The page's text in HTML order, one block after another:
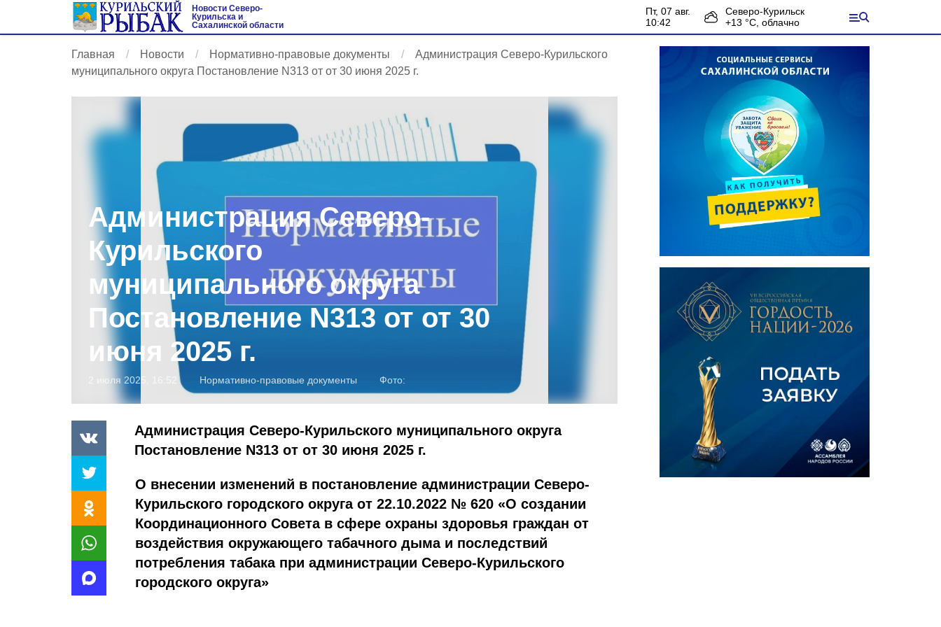
Новости Северо-
Курильска и
Сахалинской области
пт, 07 авг.
10:42
Северо-Курильск
+13 °С, облачно
Главная Новости Нормативно-правовые документы
Администрация Северо-Курильского
муниципального округа Постановление N313 от от 30 июня 2025 г.
Администрация Северо-
Курильского
муниципального округа
Постановление N313 от от 30
июня 2025 г.
2 июля 2025, 16:52 Нормативно-правовые документы Фото:
Администрация Северо-Курильского муниципального округа
Постановление N313 от от 30 июня 2025 г.
О внесении изменений в постановление администрации Северо-
Курильского городского округа от 22.10.2022 № 620 «О создании
Координационного Совета в сфере охраны здоровья граждан от
воздействия окружающего табачного дыма и последствий
потребления табака при администрации Северо-Курильского
городского округа»